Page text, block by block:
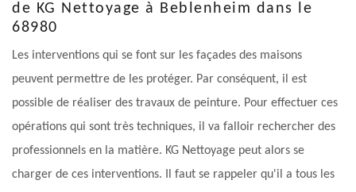
de KG Nettoyage à Beblenheim dans le
68980
Les interventions qui se font sur les façades des maisons
peuvent permettre de les protéger. Par conséquent, il est
possible de réaliser des travaux de peinture. Pour effectuer ces
opérations qui sont très techniques, il va falloir rechercher des
professionnels en la matière. KG Nettoyage peut alors se
charger de ces interventions. Il faut se rappeler qu'il a tous les